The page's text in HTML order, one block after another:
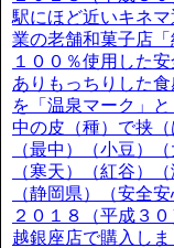
駅にほど近いキネ
業の老舗和菓子店
１００％使用した
ありもっちりした
を「温泉マーク」
中の皮（種）で挟（
（最中）（小豆）
（寒天）（紅谷）
（静岡県）（安全安
２０１８（平成３
越銀座店で購入し